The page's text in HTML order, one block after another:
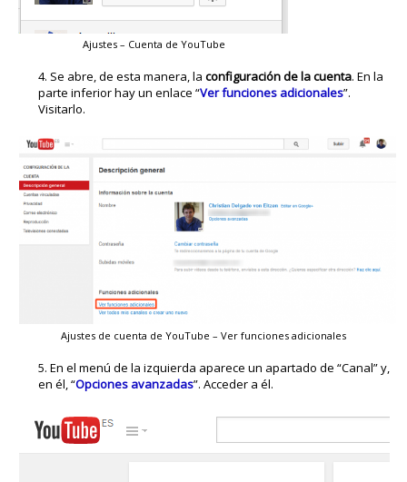
Ajustes – Cuenta de YouTube
Se abre, de esta manera, laconfiguración de la cuenta. En la
parte inferior hay un enlace “Ver funciones adicionales”.
Visitarlo.
Ajustes de cuenta de YouTube – Ver funciones adicionales
En el menú de la izquierda aparece un apartado de “Canal” y,
en él, “Opciones avanzadas”. Acceder a él.